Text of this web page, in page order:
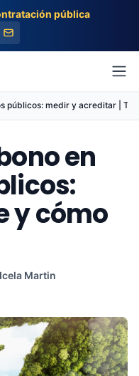
pública
públicos: medir y acreditar |
en
y cómo
Icela Martin